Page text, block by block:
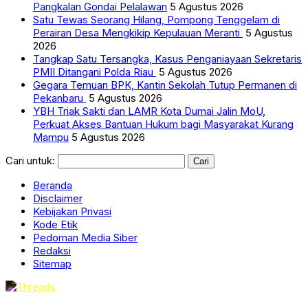
Pangkalan Gondai Pelalawan 5 Agustus 2026
Satu Tewas Seorang Hilang, Pompong Tenggelam di
Perairan Desa Mengkikip Kepulauan Meranti 5 Agustus
2026
Tangkap Satu Tersangka, Kasus Penganiayaan Sekretaris
PMII Ditangani Polda Riau 5 Agustus 2026
Gegara Temuan BPK, Kantin Sekolah Tutup Permanen di
Pekanbaru 5 Agustus 2026
YBH Triak Sakti dan LAMR Kota Dumai Jalin MoU,
Perkuat Akses Bantuan Hukum bagi Masyarakat Kurang
Mampu 5 Agustus 2026
Cari untuk:
Beranda
Disclaimer
Kebijakan Privasi
Kode Etik
Pedoman Media Siber
Redaksi
Sitemap